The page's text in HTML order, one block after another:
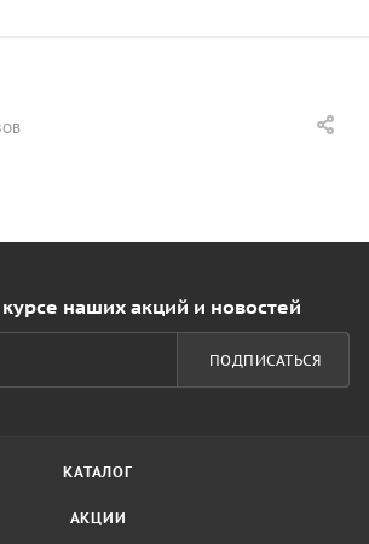
курсе наших акций и новостей
ПОДПИСАТЬСЯ
КАТАЛОГ
АКЦИИ